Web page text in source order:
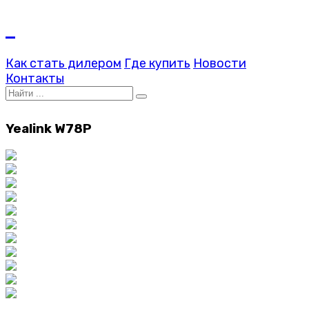
Как стать дилером Где купить Новости
Контакты
Yealink W78P